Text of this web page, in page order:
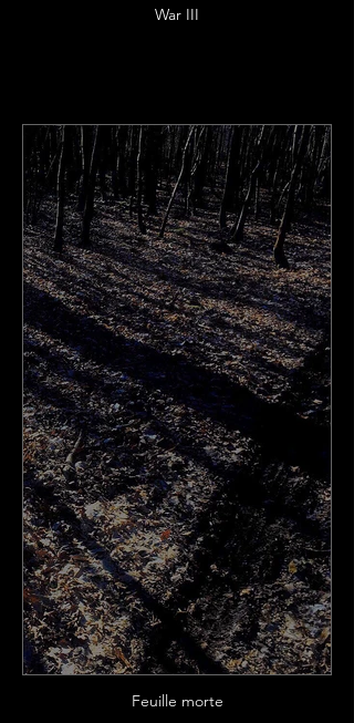
War III
Feuille morte